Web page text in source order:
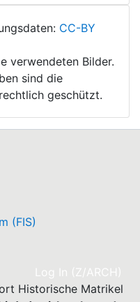
CC-BY
verwendeten Bilder.
sind die
geschützt.
(FIS)
Log In (Z/ARCH)
Historische Matrikel